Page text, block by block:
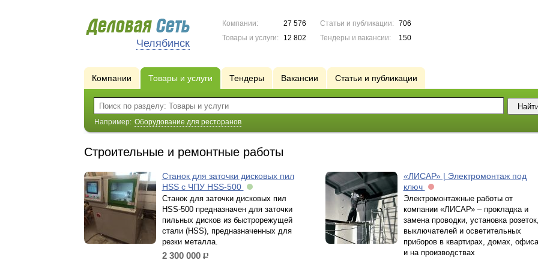
Челябинск
Компании:
27 576
Товары и услуги:
12 802
Статьи и публикации:
706
Тендеры и вакансии:
150
Компании Товары и услуги Тендеры Вакансии Статьи и публикации
Например: Оборудование для ресторанов
Строительные и ремонтные работы
Станок для заточки дисковых пил
HSS с ЧПУ HSS-500
Станок для заточки дисковых пил
HSS-500 предназначен для заточки
пильных дисков из быстрорежущей
стали (HSS), предназначенных для
резки металла.
2 300 000 р.
«ЛИСАР» | Электромонтаж под
ключ
Электромонтажные работы от
компании «ЛИСАР» – прокладка и
замена проводки, установка розеток,
выключателей и осветительных
приборов в квартирах, домах,
и на производствах